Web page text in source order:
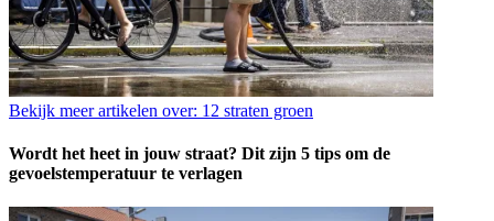
Bekijk meer artikelen over: 12 straten groen
Wordt het heet in jouw straat? Dit zijn 5 tips om de
gevoelstemperatuur te verlagen